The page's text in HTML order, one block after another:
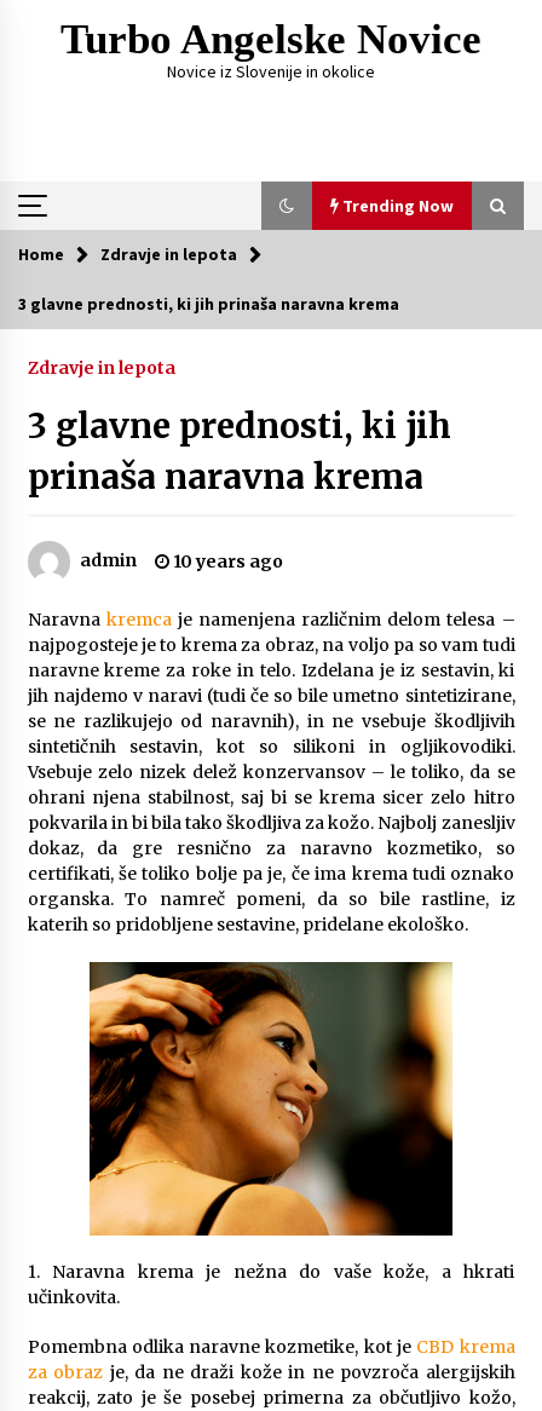
Turbo Angelske Novice
Novice iz Slovenije in okolice
Trending Now
Trending Now
Fotografije, ki pripovedujejo zgodbo vajinega
dne
Zanimivi in uporabni darilni paketi za rojstni
3 months ago
Spoznajte pravi pomen avtomobilskih brisalcev
3 months ago
Kako izbrati popoln naravni kamen za kuhinjo?
4 months ago
Delovanje DPF filtra za avto in kaj storiti, ko
5 months ago
Različne vrste strešnih nosilcev za avto in
njihove prednosti
5 months ago
Ključne lastnosti električnih agregatov, ki jih je
dobro poznati pred nakupom
6 months ago
Infrardeče ogrevanje in njegova varnost
7 months ago
Home Zdravje in lepota
3 glavne prednosti, ki jih prinaša naravna krema
Zdravje in lepota
3 glavne prednosti, ki jih
prinaša naravna krema
admin 10 years ago
Naravna kremcaje namenjena različnim delom telesa –
najpogosteje je to krema za obraz, na voljo pa so vam tudi
naravne kreme za roke in telo. Izdelana je iz sestavin, ki
jih najdemo v naravi (tudi če so bile umetno sintetizirane,
se ne razlikujejo od naravnih), in ne vsebuje škodljivih
sintetičnih sestavin, kot so silikoni in ogljikovodiki.
Vsebuje zelo nizek delež konzervansov – le toliko, da se
ohrani njena stabilnost, saj bi se krema sicer zelo hitro
pokvarila in bi bila tako škodljiva za kožo. Najbolj zanesljiv
dokaz, da gre resnično za naravno kozmetiko, so
certifikati, še toliko bolje pa je, če ima krema tudi oznako
organska. To namreč pomeni, da so bile rastline, iz
katerih so pridobljene sestavine, pridelane ekološko.
1. Naravna krema je nežna do vaše kože, a hkrati
učinkovita.
Pomembna odlika naravne kozmetike, kot je CBD krema
za obraz je, da ne draži kože in ne povzroča alergijskih
reakcij, zato je še posebej primerna za občutljivo kožo,